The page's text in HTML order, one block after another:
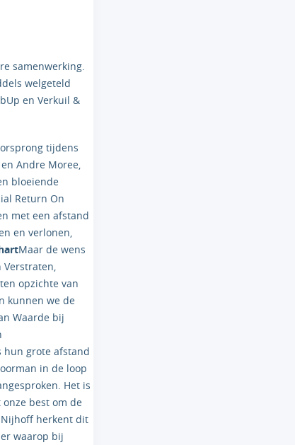
samenwerking.
welgeteld
en Verkuil &
tijdens
Andre Moree,
bloeiende
Return On
met een afstand
en verlonen,
Maar de wens
Verstraten,
opzichte van
kunnen we de
Waarde bij
hun grote afstand
in de loop
Het is
best om de
herkent dit
waarop bij